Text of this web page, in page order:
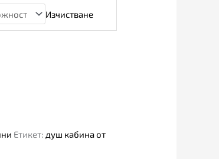
Изчистване
Етикет: душ кабина от